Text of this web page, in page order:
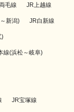
毛線 JR上越線
新潟) JR白新線
)
線(浜松～岐阜)
JR宝塚線